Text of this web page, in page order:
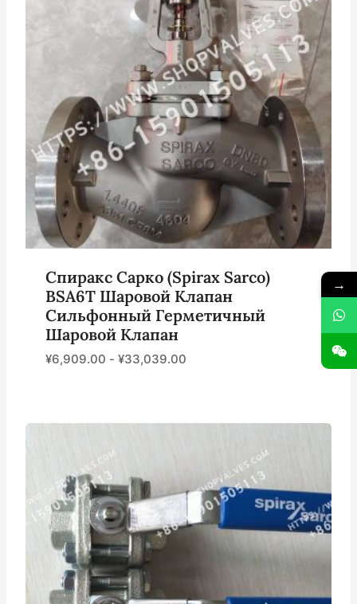
Спиракс Сарко (Spirax Sarco)
BSA6T Шаровой Клапан
Сильфонный Герметичный
Шаровой Клапан
¥6,909.00 - ¥33,039.00
→